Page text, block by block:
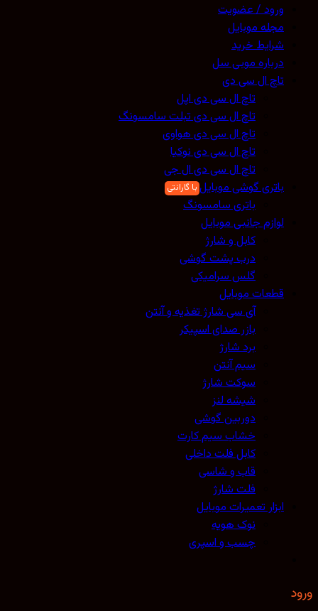
ورود / عضویت
مجله موبایل
شرایط خرید
درباره موبی سل
تاچ ال سی دی
تاچ ال سی دی اپل
تاچ ال سی دی تبلت سامسونگ
تاچ ال سی دی هواوی
تاچ ال سی دی نوکیا
تاچ ال سی دی ال جی
باتری گوشی موبایل
باتری سامسونگ
لوازم جانبی موبایل
کابل و شارژ
درب پشت گوشی
گلس سرامیکی
قطعات موبایل
آی سی شارژ تغذیه و آنتن
بازر صدای اسپیکر
برد شارژ
سیم آنتن
سوکت شارژ
شیشه لنز
دوربین گوشی
خشاب سیم کارت
کابل فلت داخلی
قاب و شاسی
فلت شارژ
ابزار تعمیرات موبایل
نوک هویه
چسب و اسپری